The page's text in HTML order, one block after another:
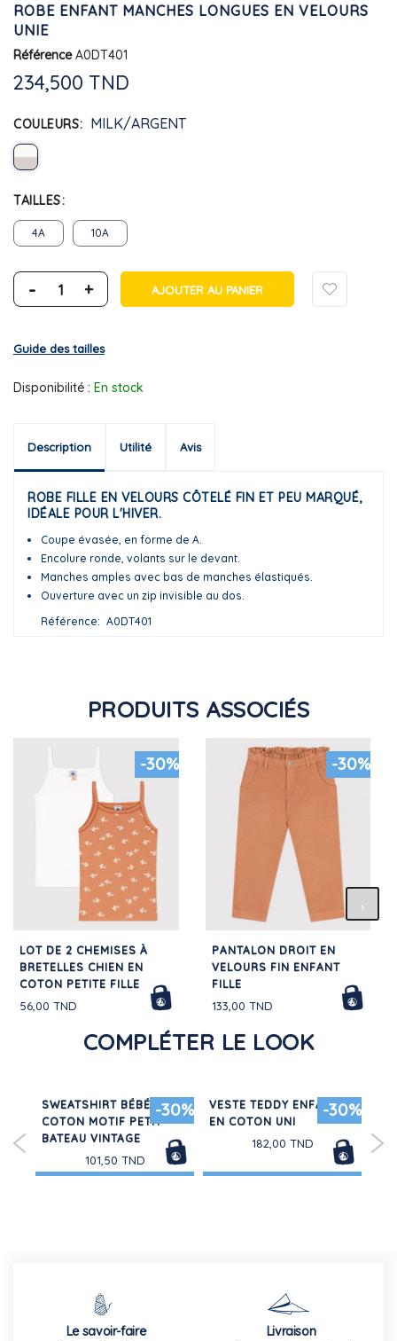
ROBE ENFANT MANCHES LONGUES EN VELOURS
UNIE
Référence A0DT401
234,500 TND
COULEURS MILK/ARGENT
TAILLES
4A 10A
- + AJOUTER AU PANIER
Guide des tailles
Disponibilité : En stock
Description Utilité Avis
ROBE FILLE EN VELOURS CÔTELÉ FIN ET PEU MARQUÉ,
IDÉALE POUR L'HIVER.
Coupe évasée, en forme de A.
Encolure ronde, volants sur le devant.
Manches amples avec bas de manches élastiqués.
Ouverture avec un zip invisible au dos.
Référence
A0DT401
PRODUITS ASSOCIÉS
-30%
LOT DE 2 CHEMISES À
BRETELLES CHIEN EN
COTON PETITE FILLE
56,00 TND
-30%
PANTALON DROIT EN
VELOURS FIN ENFANT
FILLE
133,00 TND
COMPLÉTER LE LOOK
-30%
SWEATSHIRT BÉBÉ EN
COTON MOTIF PETIT
BATEAU VINTAGE
101,50 TND
-30%
VESTE TEDDY ENFANT
EN COTON UNI
182,00 TND
Le savoir-faire Livraison